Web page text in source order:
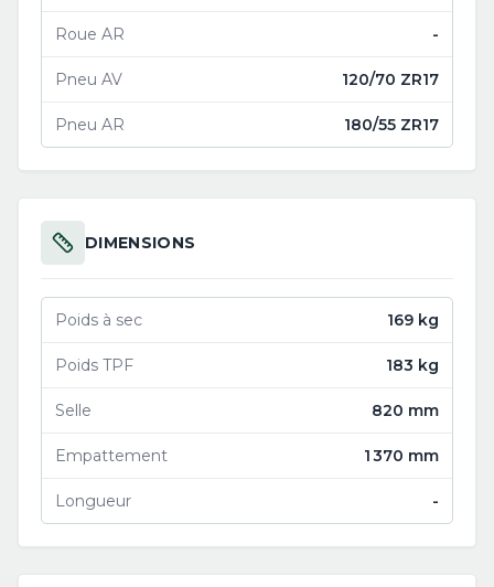
Roue AR -
Pneu AV 120/70 ZR17
Pneu AR 180/55 ZR17
DIMENSIONS
Poids à sec 169 kg
Poids TPF 183 kg
Selle 820 mm
Empattement 1 370 mm
Longueur -